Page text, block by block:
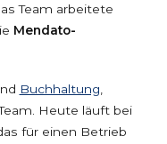
Team arbeitete
Mendato-
Buchhaltung
Heute läuft bei
für einen Betrieb